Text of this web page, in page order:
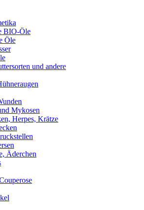
BIO-Öle
Öle
und andere
Mykosen
Herpes, Krätze
Äderchen